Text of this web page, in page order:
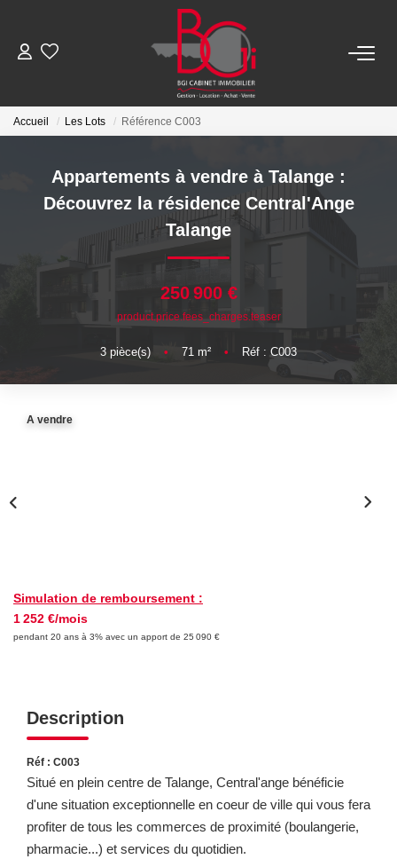
ACHETER
Neuf
LOUER
Nos Biens
Télécharger Le Dossier De Location
ESTIMER
EXTRANET
Accueil Les Lots Référence C003
Appartements à vendre à Talange :
Découvrez la résidence Central'Ange
Talange
250 900 €
product.price.fees_charges.teaser
3 pièce(s) • 71 m² • Réf : C003
A vendre
Simulation de remboursement :
1 252 €/mois
pendant 20 ans à 3% avec un apport de 25 090 €
Description
Réf : C003
Situé en plein centre de Talange, Central'ange bénéficie
d'une situation exceptionnelle en coeur de ville qui vous fera
profiter de tous les commerces de proximité (boulangerie,
pharmacie...) et services du quotidien.